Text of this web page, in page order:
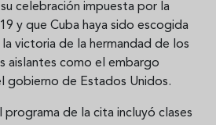
celebración impuesta por la
y que Cuba haya sido escogida
victoria de la hermandad de los
aislantes como el embargo
gobierno de Estados Unidos.
de la cita incluyó clases